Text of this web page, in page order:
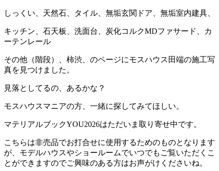
しっくい、天然石、タイル、無垢玄関ドア、無垢室内建具、
キッチン、石天板、洗面台、炭化コルクMDファサード、カ
ーテンレール
その他（階段）、柿渋、のページにモスハウス田端の施工写
真を見つけました。
見落としてるの、あるかな？
モスハウスマニアの方、一緒に探してみてほしい。
マテリアルブックYOU2026はただいま取り寄せ中です。
こちらは非売品でお打合せに使用するためのものとなります
が、モデルハウスやショールームでいつでもご覧いただくこ
とができますのでご興味のある方はお声がけくださいね。